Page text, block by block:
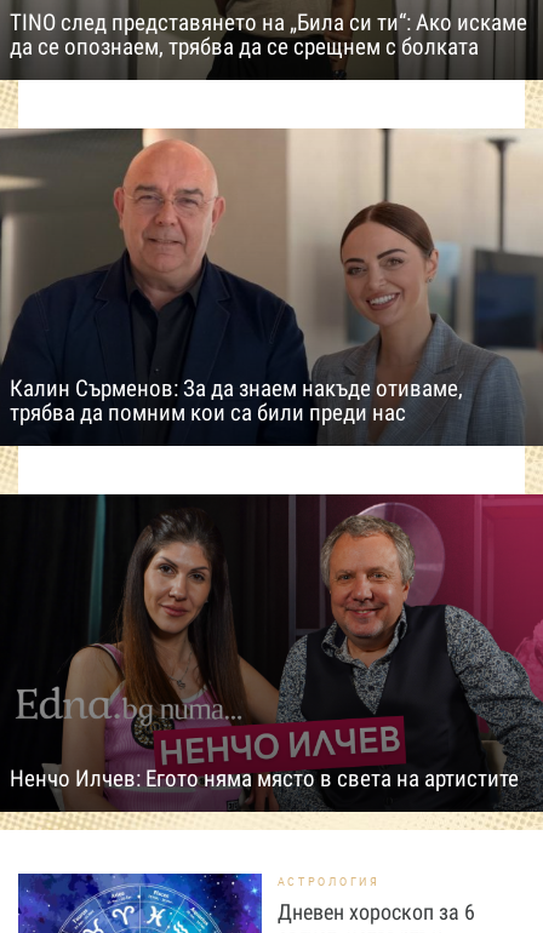
TINO след представянето на „Била си ти“: Ако искаме
да се опознаем, трябва да се срещнем с болката
Калин Сърменов: За да знаем накъде отиваме,
трябва да помним кои са били преди нас
Ненчо Илчев: Егото няма място в света на артистите
АСТРОЛОГИЯ
Дневен хороскоп за 6